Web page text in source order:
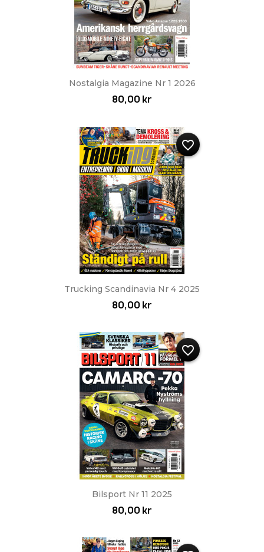
Nostalgia Magazine Nr 1 2026
80,00 kr
Trucking Scandinavia Nr 4 2025
80,00 kr
favorite_border
Bilsport Nr 11 2025
80,00 kr
favorite_border